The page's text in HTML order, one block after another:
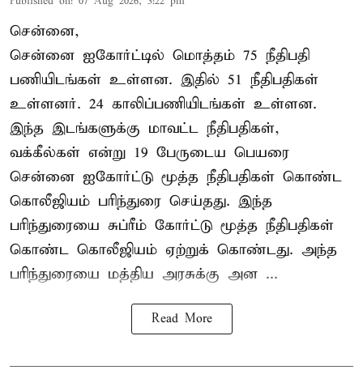
சென்னை,
சென்னை ஐகோர்ட்டில் மொத்தம் 75 நீதிபதி
பணியிடங்கள் உள்ளன. இதில் 51 நீதிபதிகள்
உள்ளனர். 24 காலிப்பணியிடங்கள் உள்ளன.
இந்த இடங்களுக்கு மாவட்ட நீதிபதிகள்,
வக்கீல்கள் என்று 19 பேருடைய பெயரை
சென்னை ஐகோர்ட்டு மூத்த நீதிபதிகள் கொண்ட
கொலீஜியம் பரிந்துரை செய்தது. இந்த
பரிந்துரையை சுப்ரீம் கோர்ட்டு மூத்த நீதிபதிகள்
கொண்ட கொலீஜியம் ஏற்றுக் கொண்டது. அந்த
பரிந்துரையை மத்திய அரசுக்கு அன ...
Read More